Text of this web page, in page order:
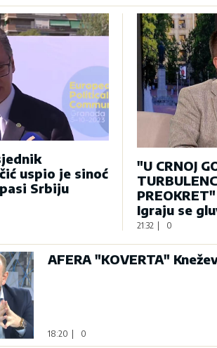
uspio je sinoć
Srbiju
"U CRNOJ
Igraju se
21:32 | 0
AFERA "KOVERTA"
18:20 0